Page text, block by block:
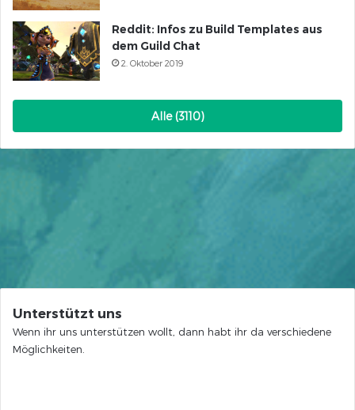
Reddit: Infos zu Build Templates aus
dem Guild Chat
2. Oktober 2019
Alle (3110)
Unterstützt uns
Wenn ihr uns unterstützen wollt, dann habt ihr da verschiedene
Möglichkeiten.